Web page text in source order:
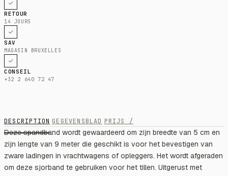
RETOUR
14 JOURS
SAV
MAGASIN BRUXELLES
CONSEIL
+32 2 640 72 47
DESCRIPTION GEGEVENSBLAD PRIJS /
Deze spandband wordt gewaardeerd om zijn breedte van 5 cm en
zijn lengte van 9 meter die geschikt is voor het bevestigen van
zware ladingen in vrachtwagens of opleggers. Het wordt afgeraden
om deze sjorband te gebruiken voor het tillen. Uitgerust met